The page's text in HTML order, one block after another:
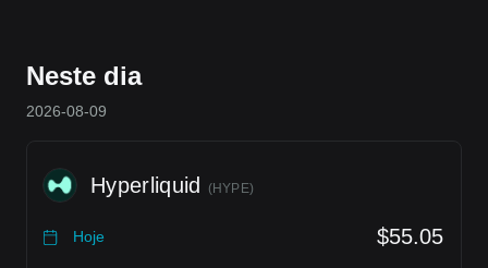
Neste dia
2026-08-09
Hyperliquid (HYPE)
Hoje $55.05